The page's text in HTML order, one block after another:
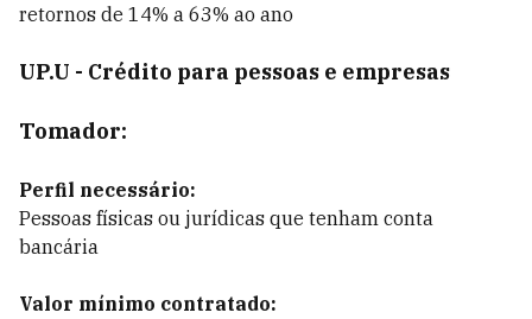
retornos de 14% a 63% ao ano
UP.U - Crédito para pessoas e empresas
Tomador:
Perfil necessário:
Pessoas físicas ou jurídicas que tenham conta
bancária
Valor mínimo contratado: